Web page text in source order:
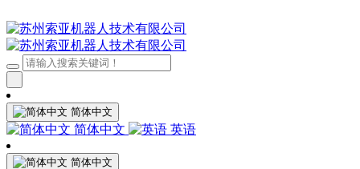
简体中文
简体中文 英语
简体中文